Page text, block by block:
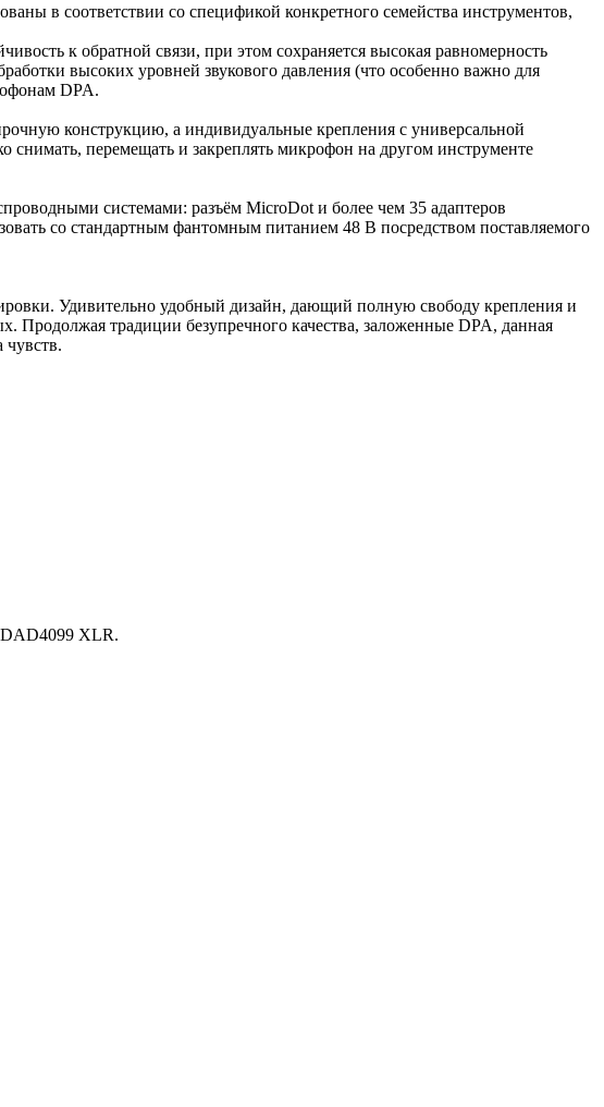
в соответствии со спецификой конкретного семейства инструментов,
к обратной связи, при этом сохраняется высокая равномерность
высоких уровней звукового давления (что особенно важно для
DPA.
конструкцию, а индивидуальные крепления с универсальной
снимать, перемещать и закреплять микрофон на другом инструменте
системами: разъём MicroDot и более чем 35 адаптеров
со стандартным фантомным питанием 48 В посредством поставляемого
Удивительно удобный дизайн, дающий полную свободу крепления и
Продолжая традиции безупречного качества, заложенные DPA, данная
чувств.
DAD4099 XLR.